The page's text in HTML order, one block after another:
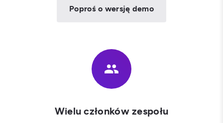
Poproś o wersję demo
Wielu członków zespołu